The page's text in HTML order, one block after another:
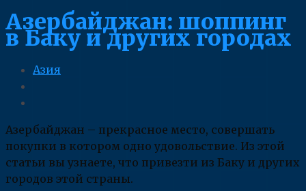
Азербайджан: шоппинг
в Баку и других городах
Азия
Азербайджан – прекрасное место, совершать
покупки в котором одно удовольствие. Из этой
статьи вы узнаете, что привезти из Баку и других
городов этой страны.